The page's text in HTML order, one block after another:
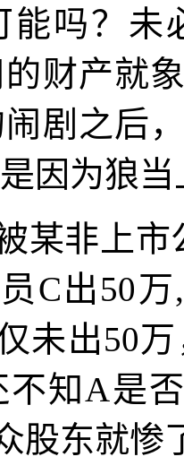
能吗？未
财产就
剧之后
因为狼
某非上市
C出50万
未出50
知 A是
股东就惨